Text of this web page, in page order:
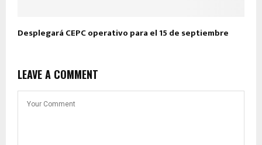
Desplegará CEPC operativo para el 15 de septiembre
LEAVE A COMMENT